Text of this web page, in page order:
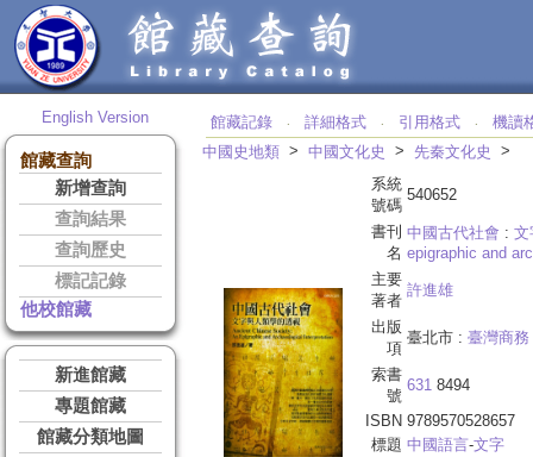
English Version
館藏查詢
新增查詢
查詢結果
查詢歷史
標記記錄
他校館藏
新進館藏
專題館藏
館藏分類地圖
館藏記錄 ‧ 詳細格式 ‧ 引用格式 ‧
機讀
中國史地類 > 中國文化史 > 先秦文化史
>
系統
號碼
540652
書刊
名
中國古代社會 : 文
epigraphic and
主要
著者
許進雄
出版
項
臺北市 : 臺灣商務
索書
號
631 8494
ISBN 9789570528657
標題 中國語言-文字